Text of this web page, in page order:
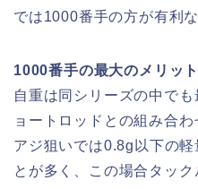
では1000番手の方が有利
1000番手の最大のメリッ
自重は同シリーズの中で
ョートロッドとの組み合
アジ狙いでは0.8g以下の
とが多く、この場合タッ